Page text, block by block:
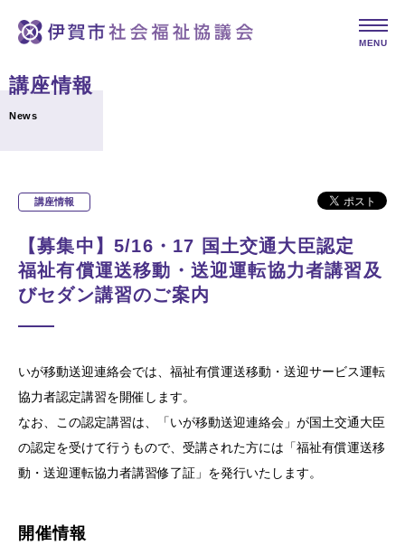
MENU
講座情報
News
講座情報
【募集中】5/16・17 国土交通大臣認定
福祉有償運送移動・送迎運転協力者講習及
びセダン講習のご案内
いが移動送迎連絡会では、福祉有償運送移動・送迎サービス運転
協力者認定講習を開催します。
なお、この認定講習は、「いが移動送迎連絡会」が国土交通大臣
の認定を受けて行うもので、受講された方には「福祉有償運送移
動・送迎運転協力者講習修了証」を発行いたします。
開催情報